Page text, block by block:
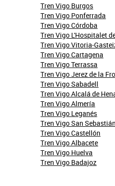
Tren Vigo Burgos
Tren Vigo Ponferrada
Tren Vigo Córdoba
Tren Vigo L'Hospitalet
Tren Vigo Vitoria-
Tren Vigo Cartagena
Tren Vigo Terrassa
Tren Vigo Jerez de la
Tren Vigo Sabadell
Tren Vigo Alcalá de
Tren Vigo Almería
Tren Vigo Leganés
Tren Vigo San Sebastián
Tren Vigo Castellón
Tren Vigo Albacete
Tren Vigo Huelva
Tren Vigo Badajoz